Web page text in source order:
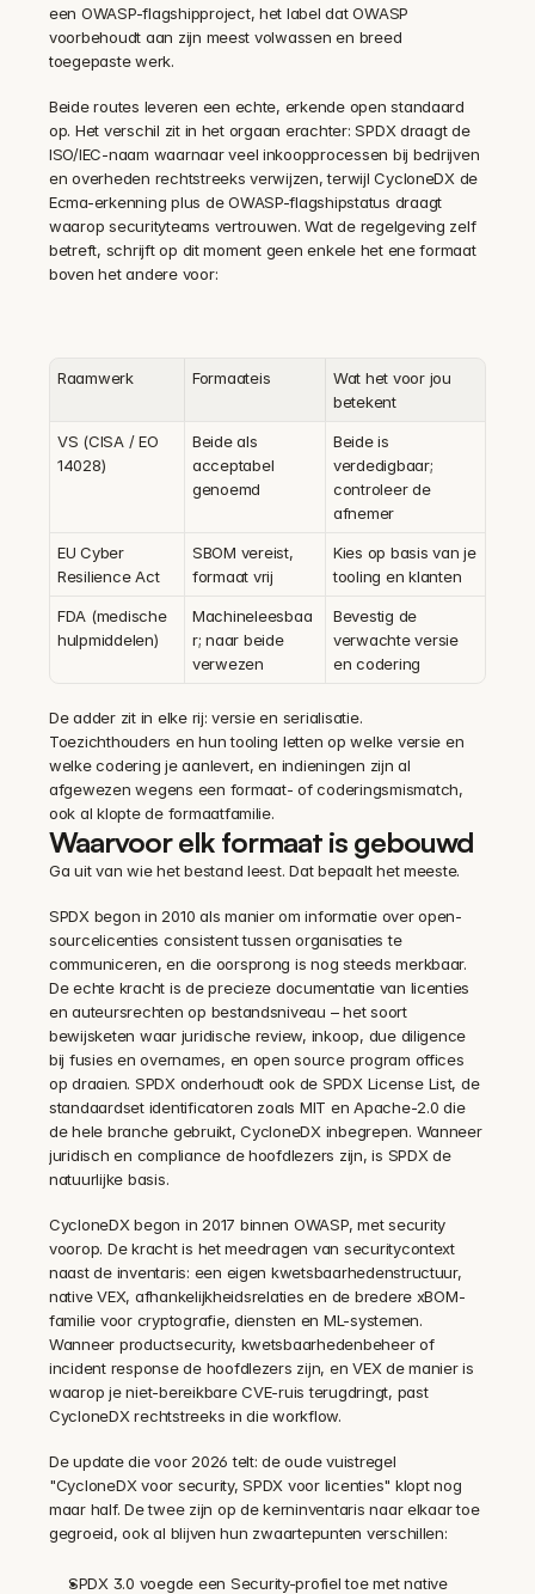
een OWASP-flagshipproject, het label dat OWASP
voorbehoudt aan zijn meest volwassen en breed
toegepaste werk.
Beide routes leveren een echte, erkende open standaard
op. Het verschil zit in het orgaan erachter: SPDX draagt de
ISO/IEC-naam waarnaar veel inkoopprocessen bij bedrijven
en overheden rechtstreeks verwijzen, terwijl CycloneDX de
Ecma-erkenning plus de OWASP-flagshipstatus draagt
waarop securityteams vertrouwen. Wat de regelgeving zelf
betreft, schrijft op dit moment geen enkele het ene formaat
boven het andere voor:
Raamwerk Formaateis
Wat het voor jou
betekent
VS (CISA / EO
14028)
Beide als
acceptabel
genoemd
Beide is
verdedigbaar;
controleer de
afnemer
EU Cyber
Resilience Act
SBOM vereist,
formaat vrij
Kies op basis van je
tooling en klanten
FDA (medische
hulpmiddelen)
Machineleesbaa
r; naar beide
verwezen
Bevestig de
verwachte versie
en codering
De adder zit in elke rij: versie en serialisatie.
Toezichthouders en hun tooling letten op welke versie en
welke codering je aanlevert, en indieningen zijn al
afgewezen wegens een formaat- of coderingsmismatch,
ook al klopte de formaatfamilie.
Waarvoor elk formaat is gebouwd
Ga uit van wie het bestand leest. Dat bepaalt het meeste.
SPDX begon in 2010 als manier om informatie over open-
sourcelicenties consistent tussen organisaties te
communiceren, en die oorsprong is nog steeds merkbaar.
De echte kracht is de precieze documentatie van licenties
en auteursrechten op bestandsniveau – het soort
bewijsketen waar juridische review, inkoop, due diligence
bij fusies en overnames, en open source program offices
op draaien. SPDX onderhoudt ook de SPDX License List, de
standaardset identificatoren zoals MIT en Apache-2.0 die
de hele branche gebruikt, CycloneDX inbegrepen. Wanneer
juridisch en compliance de hoofdlezers zijn, is SPDX de
natuurlijke basis.
CycloneDX begon in 2017 binnen OWASP, met security
voorop. De kracht is het meedragen van securitycontext
naast de inventaris: een eigen kwetsbaarhedenstructuur,
native VEX, afhankelijkheidsrelaties en de bredere xBOM-
familie voor cryptografie, diensten en ML-systemen.
Wanneer productsecurity, kwetsbaarhedenbeheer of
incident response de hoofdlezers zijn, en VEX de manier is
waarop je niet-bereikbare CVE-ruis terugdringt, past
CycloneDX rechtstreeks in die workflow.
De update die voor 2026 telt: de oude vuistregel
"CycloneDX voor security, SPDX voor licenties" klopt nog
maar half. De twee zijn op de kerninventaris naar elkaar toe
gegroeid, ook al blijven hun zwaartepunten verschillen:
SPDX 3.0 voegde een Security-profiel toe met native